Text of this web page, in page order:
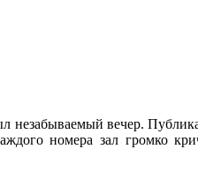
вечер.
номера зал громко